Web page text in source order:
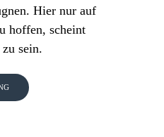
Hier nur auf
hoffen, scheint
sein.